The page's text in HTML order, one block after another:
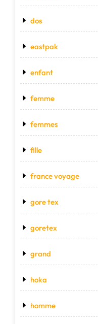
dos
eastpak
enfant
femme
femmes
fille
france voyage
gore tex
goretex
grand
hoka
homme